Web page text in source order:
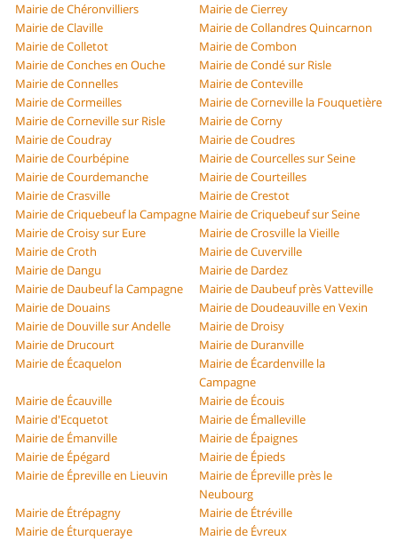
Mairie de Chéronvilliers
Mairie de Cierrey
Mairie de Claville
Mairie de Collandres Quincarnon
Mairie de Colletot
Mairie de Combon
Mairie de Conches en Ouche
Mairie de Condé sur Risle
Mairie de Connelles
Mairie de Conteville
Mairie de Cormeilles
Mairie de Corneville la Fouquetière
Mairie de Corneville sur Risle
Mairie de Corny
Mairie de Coudray
Mairie de Coudres
Mairie de Courbépine
Mairie de Courcelles sur Seine
Mairie de Courdemanche
Mairie de Courteilles
Mairie de Crasville
Mairie de Crestot
Mairie de Criquebeuf la Campagne Mairie de Criquebeuf sur Seine
Mairie de Croisy sur Eure
Mairie de Crosville la Vieille
Mairie de Croth
Mairie de Cuverville
Mairie de Dangu
Mairie de Dardez
Mairie de Daubeuf la Campagne
Mairie de Daubeuf près Vatteville
Mairie de Douains
Mairie de Doudeauville en Vexin
Mairie de Douville sur Andelle
Mairie de Droisy
Mairie de Drucourt
Mairie de Duranville
Mairie de Écaquelon
Mairie de Écardenville la
Campagne
Mairie de Écauville
Mairie de Écouis
Mairie d'Ecquetot
Mairie de Émalleville
Mairie de Émanville
Mairie de Épaignes
Mairie de Épégard
Mairie de Épieds
Mairie de Épreville en Lieuvin
Mairie de Épreville près le
Neubourg
Mairie de Étrépagny
Mairie de Étréville
Mairie de Éturqueraye
Mairie de Évreux